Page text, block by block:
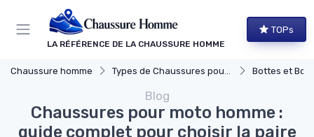
LA RÉFÉRENCE DE LA CHAUSSURE HOMME
TOPs
Chaussure homme Types de Chaussures pour Hommes Bottes et
Blog
Chaussures pour moto homme :
guide complet pour choisir la paire
Panneau de gestion des cookies